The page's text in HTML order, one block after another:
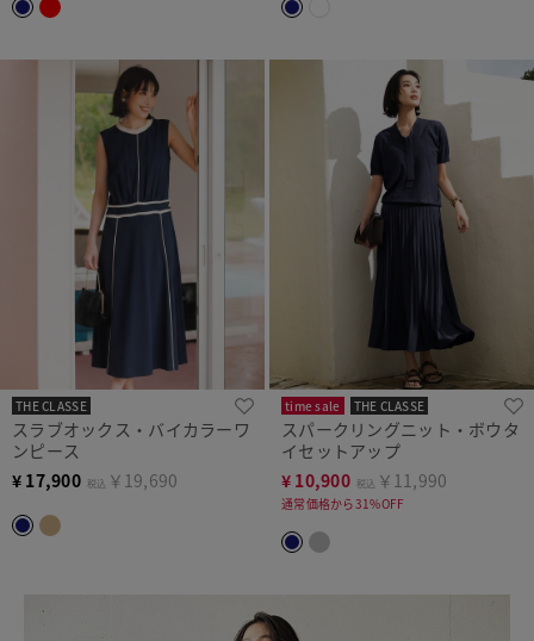
THE CLASSE
スラブオックス・バイカラーワ
ンピース
¥ 17,900 税込 ￥19,690
time sale THE CLASSE
スパークリングニット・ボウタ
イセットアップ
¥ 10,900 税込 ￥11,990
通常価格から31%OFF